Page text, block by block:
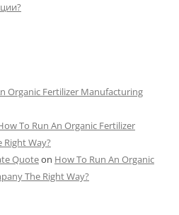
Organic Fertilizer Manufacturing
To Run An Organic Fertilizer
Way?
Quoteon How To Run An Organic
The Right Way?